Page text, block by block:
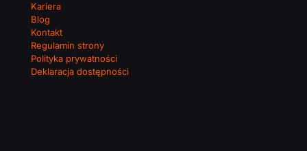
Kariera
Blog
Kontakt
Regulamin strony
Polityka prywatności
Deklaracja dostępności